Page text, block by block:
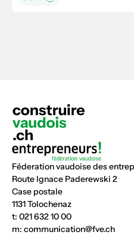
Féderation vaudoise des
Route Ignace Paderewski 2
Case postale
1131 Tolochenaz
t: 021 632 10 00
m: communication@fve.ch